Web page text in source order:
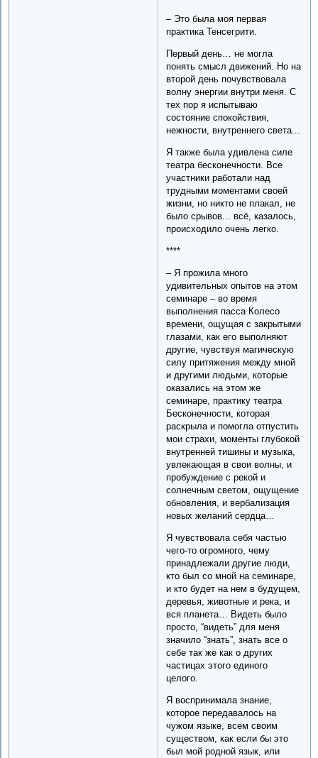
– Это была моя первая
практика Тенсегрити.
Первый день… не могла
понять смысл движений. Но на
второй день почувствовала
волну энергии внутри меня. С
тех пор я испытываю
состояние спокойствия,
нежности, внутреннего света...
Я также была удивлена силе
театра бесконечности. Все
участники работали над
трудными моментами своей
жизни, но никто не плакал, не
было срывов... всё, казалось,
происходило очень легко.
****
– Я прожила много
удивительных опытов на этом
семинаре – во время
выполнения пасса Колесо
времени, ощущая с закрытыми
глазами, как его выполняют
другие, чувствуя магическую
силу притяжения между мной
и другими людьми, которые
оказались на этом же
семинаре, практику театра
Бесконечности, которая
раскрыла и помогла отпустить
мои страхи, моменты глубокой
внутренней тишины и музыка,
увлекающая в свои волны, и
пробуждение с рекой и
солнечным светом, ощущение
обновления, и вербализация
новых желаний сердца…
Я чувствовала себя частью
чего-то огромного, чему
принадлежали другие люди,
кто был со мной на семинаре,
и кто будет на нем в будущем,
деревья, животные и река, и
вся планета… Видеть было
просто, “видеть” для меня
значило “знать”, знать все о
себе так же как о других
частицах этого единого
целого.
Я воспринимала знание,
которое передавалось на
чужом языке, всем своим
существом, как если бы это
был мой родной язык, или